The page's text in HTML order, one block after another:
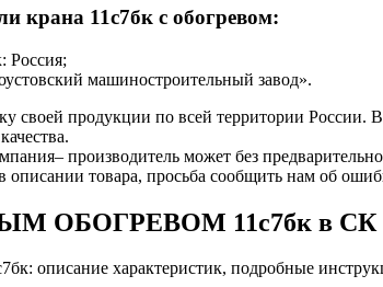
крана 11с7бк с обогревом:
Россия;
машиностроительный завод».
своей продукции по всей территории России.
производитель может без
описании товара, просьба сообщить нам об
ОБОГРЕВОМ 11с7бк в СК
характеристик, подробные